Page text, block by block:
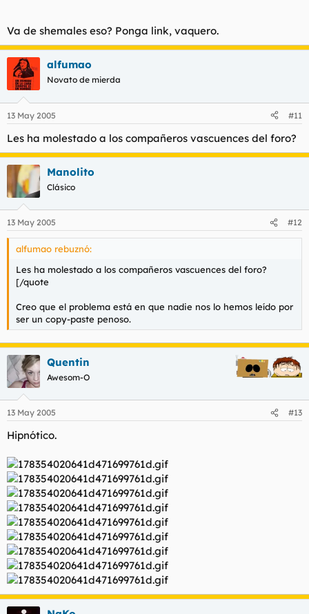
Va de shemales eso? Ponga link, vaquero.
alfumao
Novato de mierda
13 May 2005 #11
Les ha molestado a los compañeros vascuences del foro?
Manolito
Clásico
13 May 2005 #12
alfumao rebuznó:
Les ha molestado a los compañeros vascuences del foro?
[/quote
Creo que el problema está en que nadie nos lo hemos leído por
ser un copy-paste penoso.
Quentin
Awesom-O
13 May 2005 #13
Hipnótico.